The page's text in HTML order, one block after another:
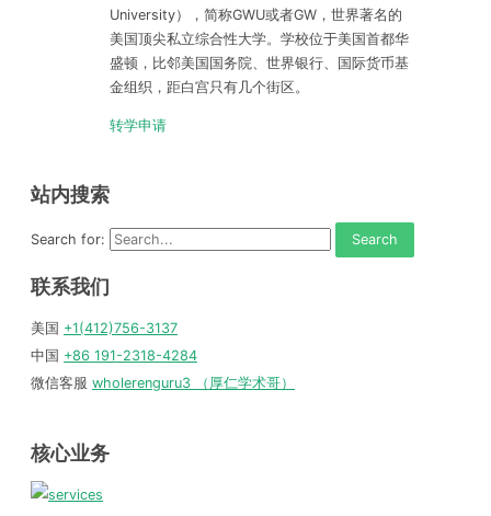
University），简称GWU或者GW，世界著名的
美国顶尖私立综合性大学。学校位于美国首都华
盛顿，比邻美国国务院、世界银行、国际货币基
金组织，距白宫只有几个街区。
转学申请
站内搜索
Search for:
联系我们
美国 +1(412)756-3137
中国 +86 191-2318-4284
微信客服 wholerenguru3 （厚仁学术哥）
核心业务